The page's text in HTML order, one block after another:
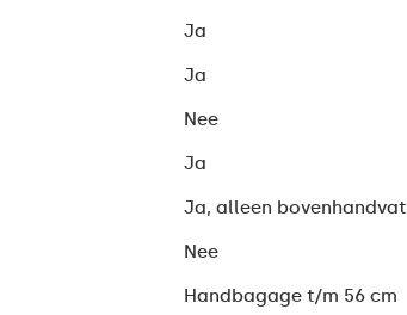
Ja
Ja
Nee
Ja
Ja, alleen bovenhandvat
Nee
Handbagage t/m 56 cm